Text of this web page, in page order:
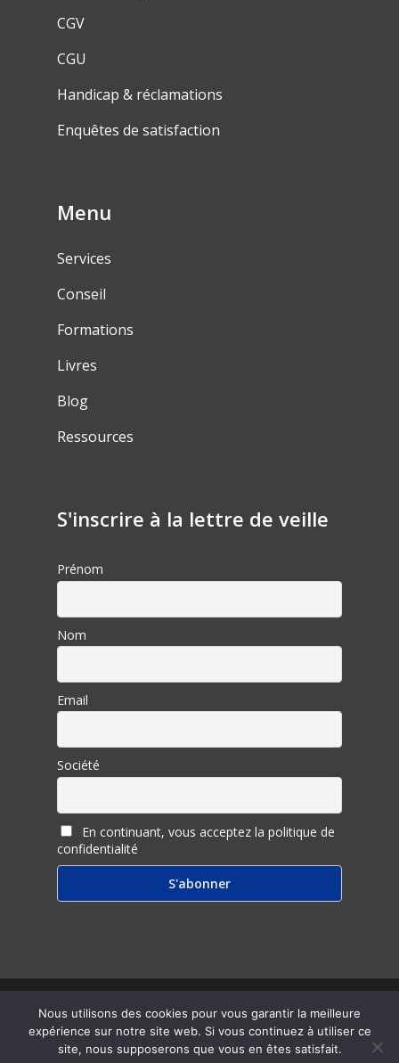
CGV
CGU
Handicap & réclamations
Enquêtes de satisfaction
Menu
Services
Conseil
Formations
Livres
Blog
Ressources
S'inscrire à la lettre de veille
Prénom
Nom
Email
Société
En continuant, vous acceptez la politique de
confidentialité
© 2026 Inter Ligere.
twitterfacebook
linkedinyoutubeRSS email
Nous utilisons des cookies pour vous garantir la meilleure
expérience sur notre site web. Si vous continuez à utiliser ce
site, nous supposerons que vous en êtes satisfait.